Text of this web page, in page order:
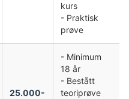
kurs
- Praktisk
prøve
25.000-
- Minimum
18 år
- Bestått
teoriprøve